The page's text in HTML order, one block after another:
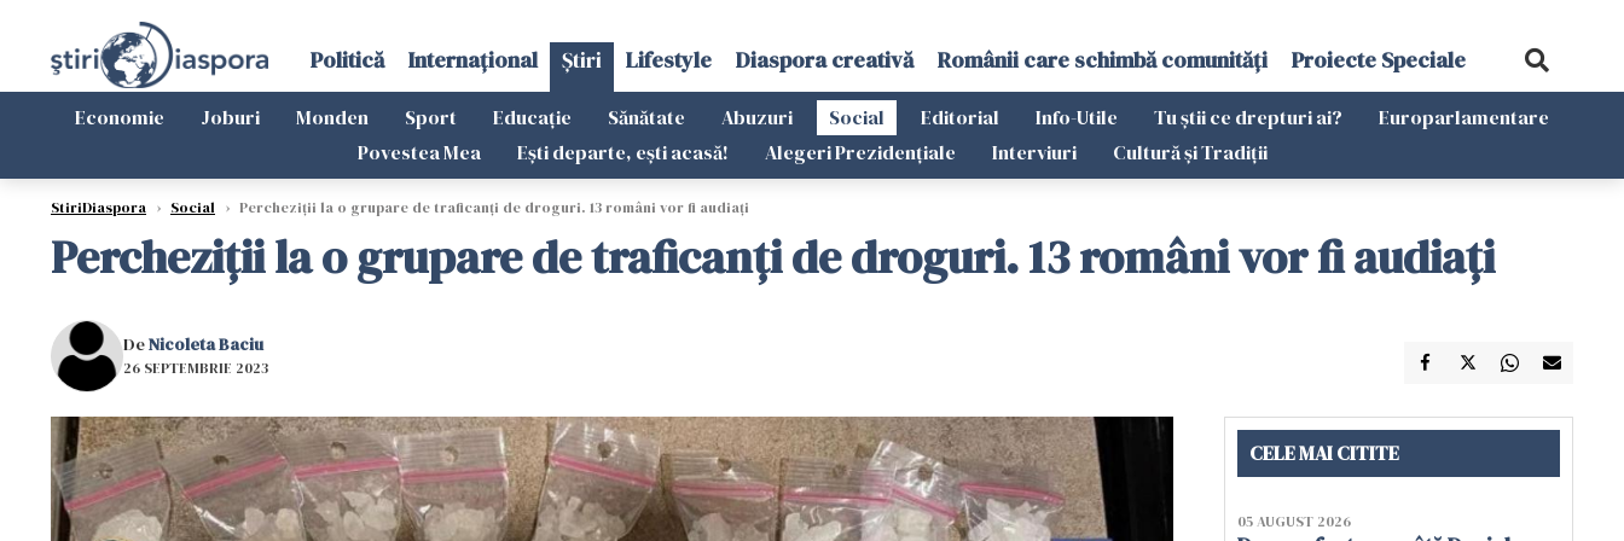
Politică Internațional Știri Lifestyle Diaspora creativă Românii care schimbă comunități Proiecte Speciale
Economie Joburi Monden Sport Educație Sănătate Abuzuri Social Editorial Info-Utile Tu știi ce drepturi ai?
Europarlamentare
Povestea Mea
Ești departe, ești acasă! Alegeri Prezidențiale Interviuri Cultură și Tradiții
StiriDiaspora › Social › Percheziţii la o grupare de traficanţi de droguri. 13 români vor fi audiați
Percheziţii la o grupare de traficanţi de droguri. 13 români vor fi audiați
DeNicoleta Baciu
26 SEPTEMBRIE 2023
CELE MAI CITITE
05 AUGUST 2026